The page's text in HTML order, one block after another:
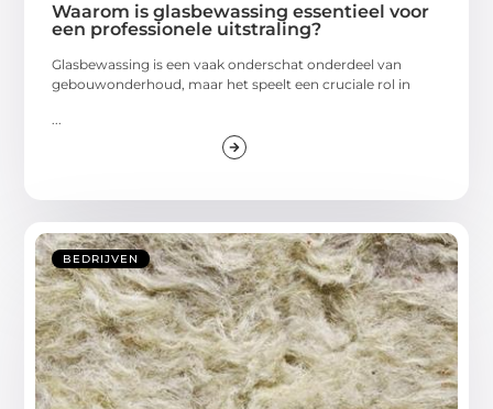
Waarom is glasbewassing essentieel voor
een professionele uitstraling?
Glasbewassing is een vaak onderschat onderdeel van
gebouwonderhoud, maar het speelt een cruciale rol in
...
BEDRIJVEN